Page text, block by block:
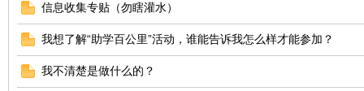
信息收集专贴（勿瞎灌水）
我想了解“助学百公里”活动，谁能告诉我怎么样才能参加？
我不清楚是做什么的？